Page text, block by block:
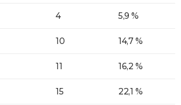
4 5,9 %
10 14,7 %
11 16,2 %
15 22,1 %